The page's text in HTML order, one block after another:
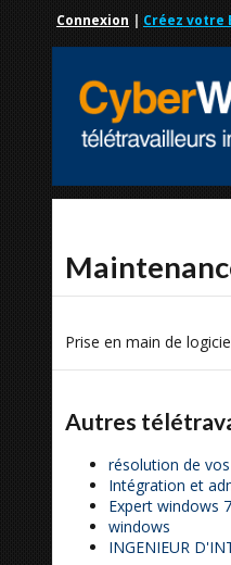
Connexion | Créez votre
Prise en main de
Autres
résolution de
Intégration et
Expert windows
windows
INGENIEUR